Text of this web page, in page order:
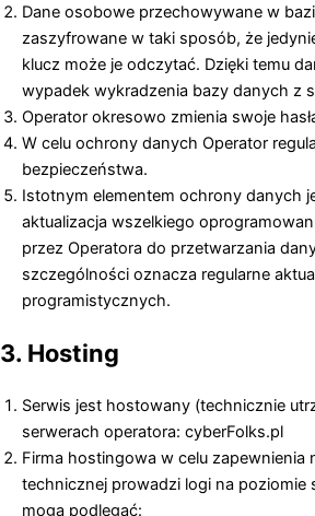
Dane osobowe przechowywane w
zaszyfrowane w taki sposób, że
klucz może je odczytać. Dzięki temu
wypadek wykradzenia bazy danych z
Operator okresowo zmienia swoje
W celu ochrony danych Operator
bezpieczeństwa.
Istotnym elementem ochrony danych
aktualizacja wszelkiego
przez Operatora do przetwarzania
szczególności oznacza regularne
programistycznych.
3. Hosting
Serwis jest hostowany (technicznie
serwerach operatora: cyberFolks.pl
Firma hostingowa w celu zapewnienia
technicznej prowadzi logi na poziomie
mogą podlegać: